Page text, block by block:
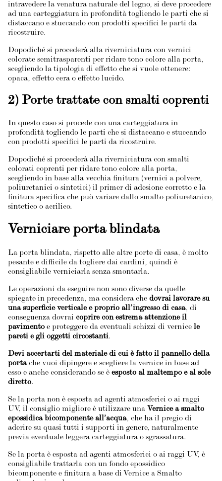
intravedere la venatura naturale del legno, si deve procedere
ad una carteggiatura in profondità togliendo le parti che si
distaccano e stuccando con prodotti specifici le parti da
ricostruire.
Dopodiché si procederà alla riverniciatura con vernici
colorate semitrasparenti per ridare tono colore alla porta,
scegliendo la tipologia di effetto che si vuole ottenere:
opaca, effetto cera o effetto lucido.
2) Porte trattate con smalti coprenti
In questo caso si procede con una carteggiatura in
profondità togliendo le parti che si distaccano e stuccando
con prodotti specifici le parti da ricostruire.
Dopodiché si procederà alla riverniciatura con smalti
colorati coprenti per ridare tono colore alla porta,
scegliendo in base alla vecchia finitura (vernici a polvere,
poliuretanici o sintetici) il primer di adesione corretto e la
finitura specifica che può variare dallo smalto poliuretanico,
sintetico o acrilico.
Verniciare porta blindata
La porta blindata, rispetto alle altre porte di casa, è molto
pesante e difficile da togliere dai cardini, quindi è
consigliabile verniciarla senza smontarla.
Le operazioni da eseguire non sono diverse da quelle
spiegate in precedenza, ma considera che dovrai lavorare su
una superficie verticale e proprio all’ingresso di casa, di
conseguenza dovrai coprire con estrema attenzione il
pavimento e proteggere da eventuali schizzi di vernice le
pareti e gli oggetti circostanti.
Devi accertarti del materiale di cui è fatto il pannello della
portache vuoi dipingere e scegliere la vernice in base ad
esso e anche considerando se è esposto al maltempo e al sole
diretto.
Se la porta non è esposta ad agenti atmosferici o ai raggi
UV, il consiglio migliore è utilizzare una Vernice a smalto
epossidica bicomponente all’acqua, che ha il pregio di
aderire su quasi tutti i supporti in genere, naturalmente
previa eventuale leggera carteggiatura o sgrassatura.
Se la porta è esposta ad agenti atmosferici o ai raggi UV, è
consigliabile trattarla con un fondo epossidico
bicomponente e finitura a base di Vernice a Smalto